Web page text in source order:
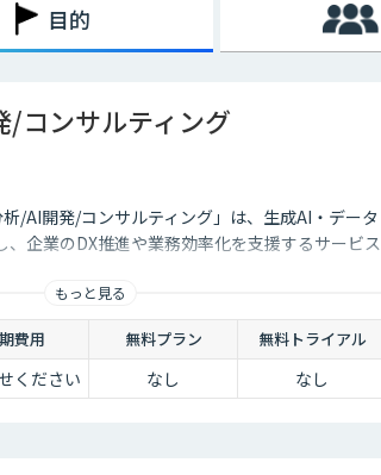
目的
コンサルティング
/AI開発/コンサルティング」は、生成AI・データ
企業のDX推進や業務効率化を支援するサービス
もっと見る
費用 無料プラン 無料トライアル
ください なし なし